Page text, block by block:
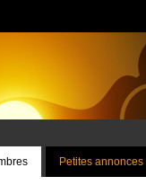
Petites annonces